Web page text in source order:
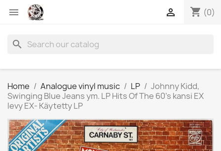
 shopping_cart (0)

search
Home Analogue vinyl music LP
Johnny Kidd,
Swinging Blue Jeans ym. LP Hits Of The 60's kansi EX
levy EX- Käytetty LP